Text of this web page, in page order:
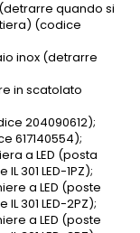
quando si
(codice
inox (detrarre
in scatolato
204090612);
617140554);
a LED (posta
301 LED-1PZ);
a LED (poste
301 LED-2PZ);
a LED (poste